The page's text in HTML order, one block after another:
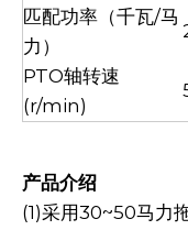
匹配功率（千瓦/马
力）
PTO轴转速
(r/min)
产品介绍
(1)采用30~50马力